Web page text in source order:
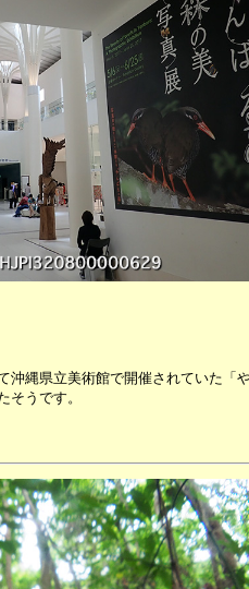
沖縄県立美術館で開催されていた「
そうです。